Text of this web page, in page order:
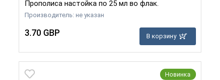
Прополиса настойка по 25 мл во флак.
Производитель: не указан
3.70 GBP В корзину
Новинка